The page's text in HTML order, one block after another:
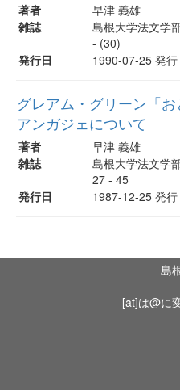
著者
早津 義雄
雑誌
島根大学法文学
- (30)
発行日
1990-07-25 発行
グレアム・グリーン「
アンガジェについて
著者
早津 義雄
雑誌
島根大学法文学
27 - 45
発行日
1987-12-25 発行
島
[at]は@に